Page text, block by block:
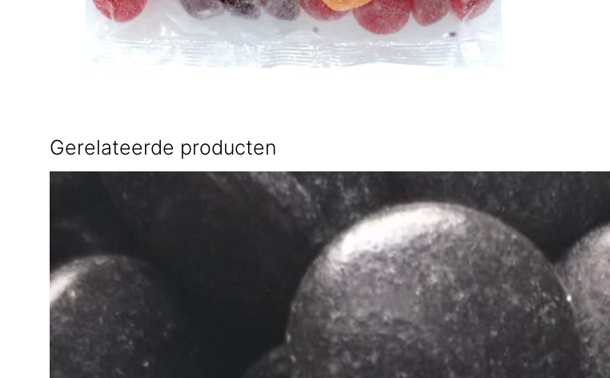
Gerelateerde producten